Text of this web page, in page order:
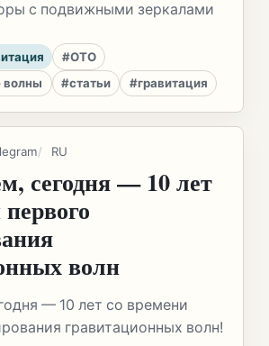
с подвижными зеркалами
#ОТО
волны
#статьи #гравитация
RU
сегодня — 10 лет
волн
— 10 лет со времени
гравитационных волн!